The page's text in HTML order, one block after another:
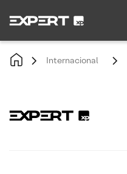
Internacional